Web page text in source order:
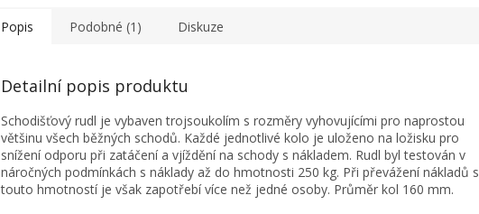
Popis Podobné (1) Diskuze
Detailní popis produktu
Schodišťový rudl je vybaven trojsoukolím s rozměry vyhovujícími pro naprostou
většinu všech běžných schodů. Každé jednotlivé kolo je uloženo na ložisku pro
snížení odporu při zatáčení a vjíždění na schody s nákladem. Rudl byl testován v
náročných podmínkách s náklady až do hmotnosti 250 kg. Při převážení nákladů s
touto hmotností je však zapotřebí více než jedné osoby. Průměr kol 160 mm.